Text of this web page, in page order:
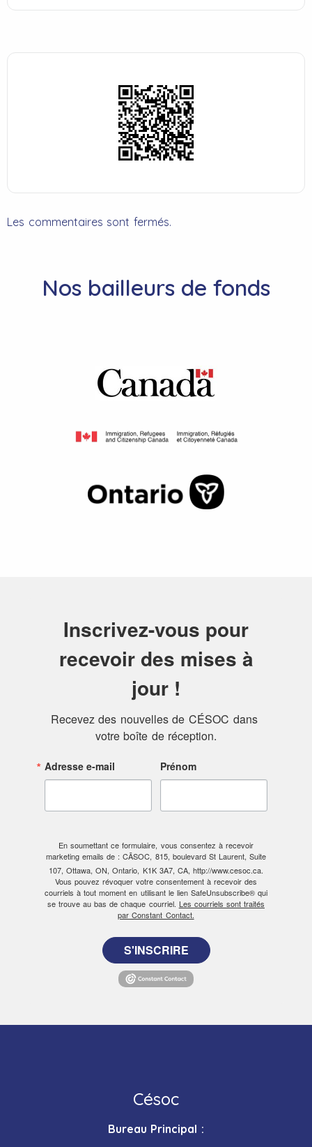
Les commentaires sont fermés.
Nos bailleurs de fonds
Inscrivez-vous pour
recevoir des mises à
jour !
Recevez des nouvelles de CÉSOC dans
votre boîte de réception.
Adresse e-mail Prénom
En soumettant ce formulaire, vous consentez à recevoir
marketing emails de : CÃSOC, 815, boulevard St Laurent, Suite
107, Ottawa, ON, Ontario, K1K 3A7, CA, http://www.cesoc.ca.
Vous pouvez révoquer votre consentement à recevoir des
courriels à tout moment en utilisant le lien SafeUnsubscribe® qui
se trouve au bas de chaque courriel. Les courriels sont traités
par Constant Contact.
S'INSCRIRE
Césoc
Bureau Principal :